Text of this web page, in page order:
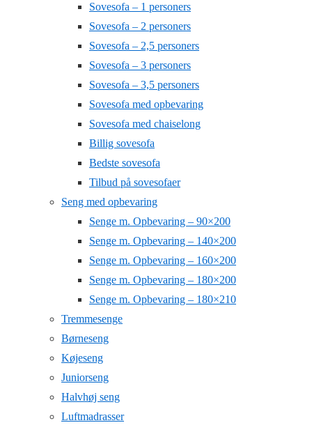
Sovesofa – 1 personers
Sovesofa – 2 personers
Sovesofa – 2,5 personers
Sovesofa – 3 personers
Sovesofa – 3,5 personers
Sovesofa med opbevaring
Sovesofa med chaiselong
Billig sovesofa
Bedste sovesofa
Tilbud på sovesofaer
Seng med opbevaring
Senge m. Opbevaring – 90×200
Senge m. Opbevaring – 140×200
Senge m. Opbevaring – 160×200
Senge m. Opbevaring – 180×200
Senge m. Opbevaring – 180×210
Tremmesenge
Børneseng
Køjeseng
Juniorseng
Halvhøj seng
Luftmadrasser